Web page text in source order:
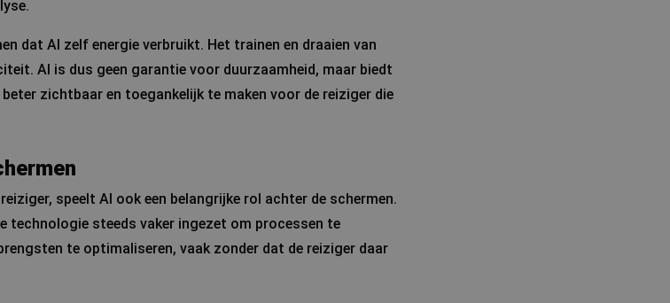
dat AI zelf energie verbruikt. Het trainen en draaien van
AI is dus geen garantie voor duurzaamheid, maar biedt
zichtbaar en toegankelijk te maken voor de reiziger die
speelt AI ook een belangrijke rol achter de schermen.
technologie steeds vaker ingezet om processen te
te optimaliseren, vaak zonder dat de reiziger daar